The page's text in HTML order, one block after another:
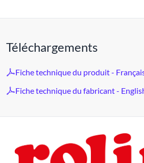
Téléchargements
Fiche technique du produit -
Fiche technique du fabricant -